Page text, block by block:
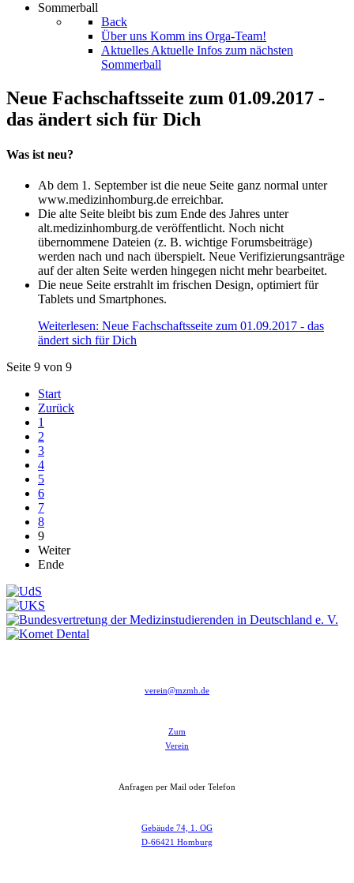
Sommerball
Back
Über uns Komm ins Orga-Team!
AktuellesAktuelle Infos zum nächsten
Sommerball
Neue Fachschaftsseite zum 01.09.2017 -
das ändert sich für Dich
Was ist neu?
Ab dem 1. September ist die neue Seite ganz normal unter
www.medizinhomburg.de erreichbar.
Die alte Seite bleibt bis zum Ende des Jahres unter
alt.medizinhomburg.de veröffentlicht. Noch nicht
übernommene Dateien (z. B. wichtige Forumsbeiträge)
werden nach und nach überspielt. Neue Verifizierungsanträge
auf der alten Seite werden hingegen nicht mehr bearbeitet.
Die neue Seite erstrahlt im frischen Design, optimiert für
Tablets und Smartphones.
Weiterlesen: Neue Fachschaftsseite zum 01.09.2017 - das
ändert sich für Dich
Seite 9 von 9
Start
Zurück
1
2
3
4
5
6
7
8
9
Weiter
Ende
verein@mzmh.de
Zum
Verein
Anfragen per Mail oder Telefon
Gebäude 74, 1. OG
D-66421 Homburg